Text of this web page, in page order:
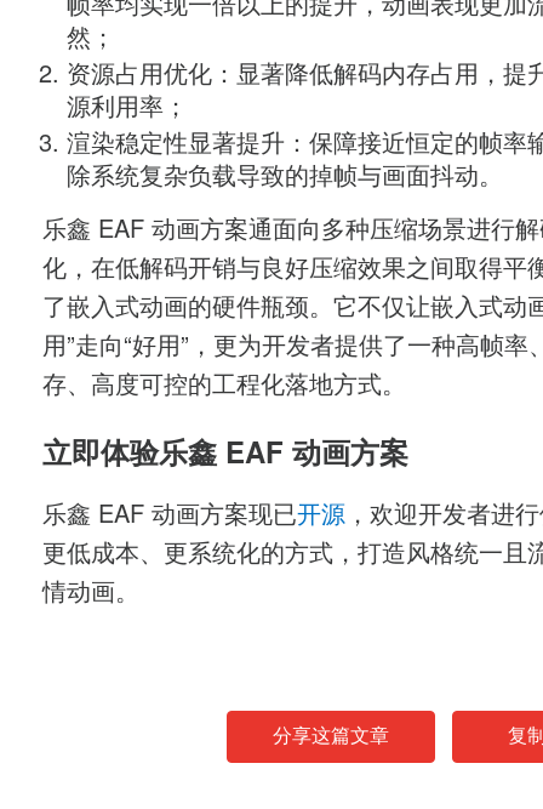
帧率均实现一倍以上的提升，动画表现更加
然；
资源占用优化：显著降低解码内存占用，提
源利用率；
渲染稳定性显著提升：保障接近恒定的帧率
除系统复杂负载导致的掉帧与画面抖动。
乐鑫 EAF 动画方案通面向多种压缩场景进行
化，在低解码开销与良好压缩效果之间取得平
了嵌入式动画的硬件瓶颈。它不仅让嵌入式动
用”走向“好用”，更为开发者提供了一种高帧率
存、高度可控的工程化落地方式。
立即体验乐鑫 EAF 动画方案
乐鑫 EAF 动画方案现已开源 ，欢迎开发者进
更低成本、更系统化的方式，打造风格统一且
情动画。
分享这篇文章 复